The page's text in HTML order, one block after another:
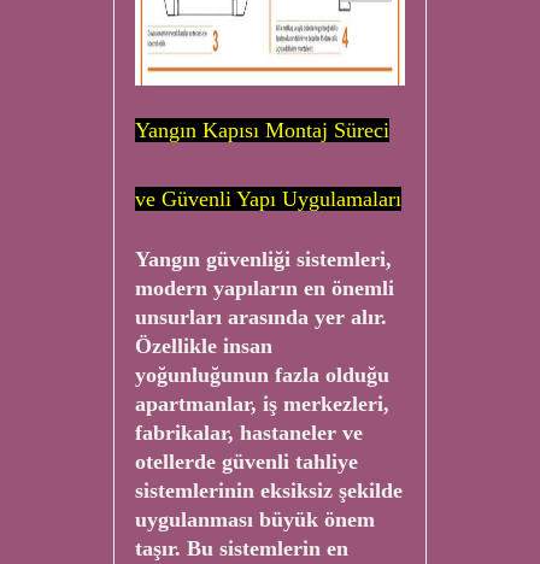
Yangın Kapısı Montaj Süreci
ve Güvenli Yapı Uygulamaları
Yangın güvenliği sistemleri,
modern yapıların en önemli
unsurları arasında yer alır.
Özellikle insan
yoğunluğunun fazla olduğu
apartmanlar, iş merkezleri,
fabrikalar, hastaneler ve
otellerde güvenli tahliye
sistemlerinin eksiksiz şekilde
uygulanması büyük önem
taşır. Bu sistemlerin en